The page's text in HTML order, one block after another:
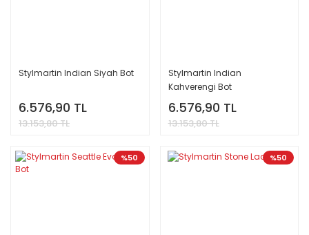
Stylmartin Indian Siyah Bot
6.576,90 TL
13.153,80 TL
Stylmartin Indian
Kahverengi Bot
6.576,90 TL
13.153,80 TL
%50 %50